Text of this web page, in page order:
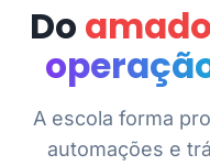
Do
A escola forma
automações e